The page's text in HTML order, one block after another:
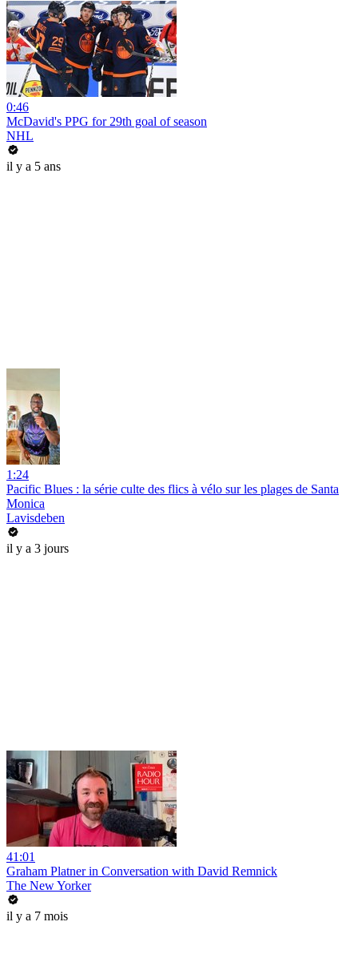
0:46
McDavid's PPG for 29th goal of season
NHL
il y a 5 ans
1:24
Pacific Blues : la série culte des flics à vélo sur les plages de Santa
Monica
Lavisdeben
il y a 3 jours
41:01
Graham Platner in Conversation with David Remnick
The New Yorker
il y a 7 mois